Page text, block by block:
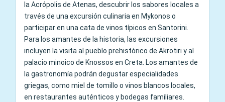
la Acrópolis de Atenas, descubrir los sabores locales a
través de una excursión culinaria en Mykonos o
participar en una cata de vinos típicos en Santorini.
Para los amantes de la historia, las excursiones
incluyen la visita al pueblo prehistórico de Akrotiri y al
palacio minoico de Knossos en Creta. Los amantes de
la gastronomía podrán degustar especialidades
griegas, como miel de tomillo o vinos blancos locales,
en restaurantes auténticos y bodegas familiares.